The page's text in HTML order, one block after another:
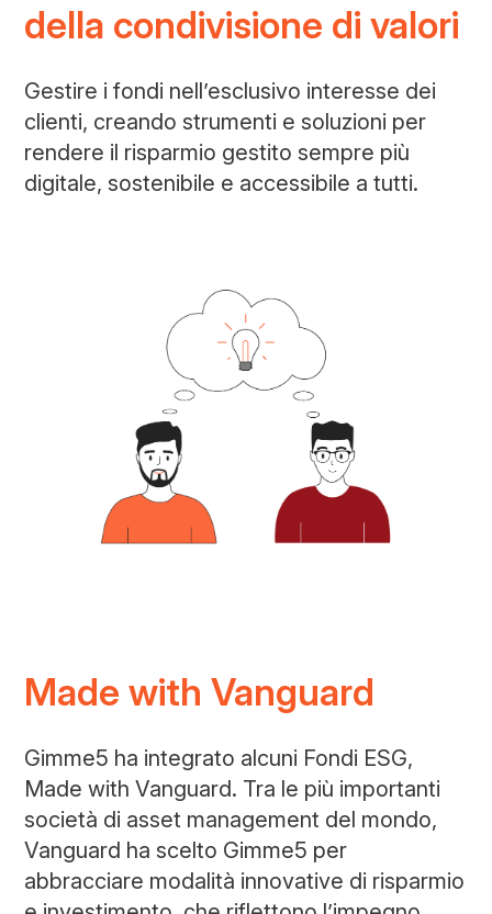
della condivisione di valori
Gestire i fondi nell’esclusivo interesse dei
clienti, creando strumenti e soluzioni per
rendere il risparmio gestito sempre più
digitale, sostenibile e accessibile a tutti.
Made with Vanguard
Gimme5 ha integrato alcuni Fondi ESG,
Made with Vanguard. Tra le più importanti
società di asset management del mondo,
Vanguard ha scelto Gimme5 per
abbracciare modalità innovative di risparmio